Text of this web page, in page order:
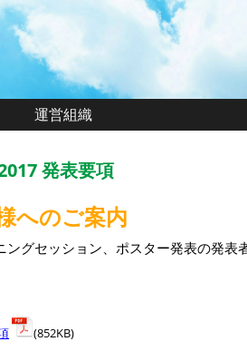
運営組織
発表要項
へのご案内
ングセッション、ポスター発表の発表
(852KB)